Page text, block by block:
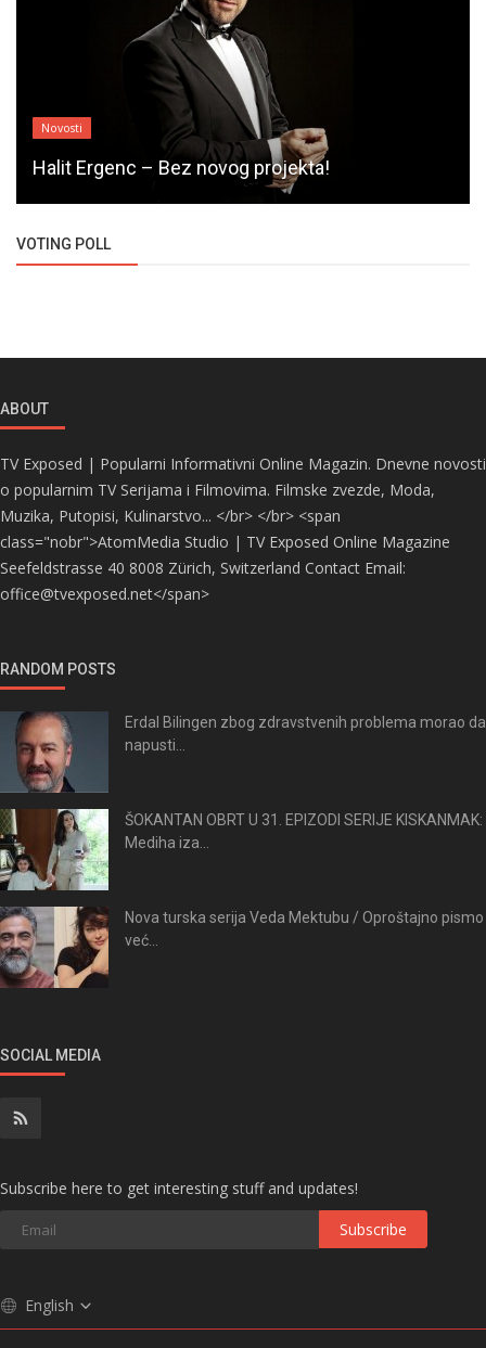
Novosti
Halit Ergenc – Bez novog projekta!
VOTING POLL
ABOUT
TV Exposed | Popularni Informativni Online Magazin. Dnevne novosti
o popularnim TV Serijama i Filmovima. Filmske zvezde, Moda,
Muzika, Putopisi, Kulinarstvo... </br> </br> <span
class="nobr">AtomMedia Studio | TV Exposed Online Magazine
Seefeldstrasse 40 8008 Zürich, Switzerland Contact Email:
office@tvexposed.net</span>
RANDOM POSTS
Erdal Bilingen zbog zdravstvenih problema morao da
napusti...
ŠOKANTAN OBRT U 31. EPIZODI SERIJE KISKANMAK:
Mediha iza...
Nova turska serija Veda Mektubu / Oproštajno pismo
već...
SOCIAL MEDIA
Subscribe here to get interesting stuff and updates!
Subscribe
English